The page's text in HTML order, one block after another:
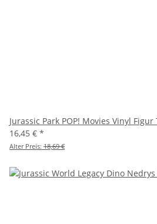
Jurassic Park POP! Movies Vinyl
16,45 € *
Alter Preis: 18,69 €